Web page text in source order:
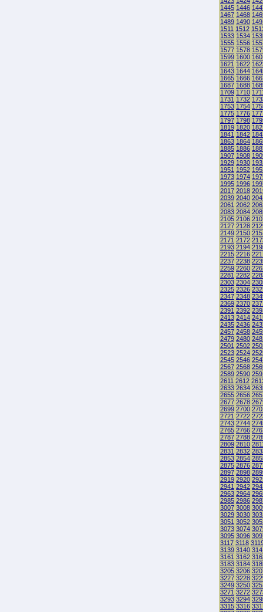
1445 1446
1467 1468
1489 1490
1511 1512
1533 1534
1555 1556
1577 1578
1599 1600
1621 1622
1643 1644
1665 1666
1687 1688
1709 1710
1731 1732
1753 1754
1775 1776
1797 1798
1819 1820
1841 1842
1863 1864
1885 1886
1907 1908
1929 1930
1951 1952
1973 1974
1995 1996
2017 2018
2039 2040
2061 2062
2083 2084
2105 2106
2127 2128
2149 2150
2171 2172
2193 2194
2215 2216
2237 2238
2259 2260
2281 2282
2303 2304
2325 2326
2347 2348
2369 2370
2391 2392
2413 2414
2435 2436
2457 2458
2479 2480
2501 2502
2523 2524
2545 2546
2567 2568
2589 2590
2611 2612
2633 2634
2655 2656
2677 2678
2699 2700
2721 2722
2743 2744
2765 2766
2787 2788
2809 2810
2831 2832
2853 2854
2875 2876
2897 2898
2919 2920
2941 2942
2963 2964
2985 2986
3007 3008
3029 3030
3051 3052
3073 3074
3095 3096
3117 3118
3139 3140
3161 3162
3183 3184
3205 3206
3227 3228
3249 3250
3271 3272
3293 3294
3315 3316